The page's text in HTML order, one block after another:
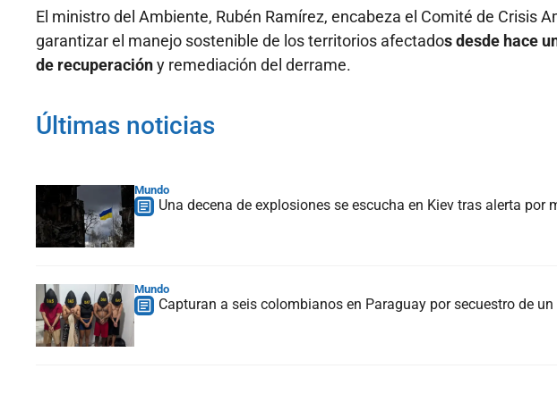
El ministro del Ambiente, Rubén Ramírez, encabeza el Comité de Crisis
garantizar el manejo sostenible de los territorios afectados desde hace
de recuperacióny remediación del derrame.
Últimas noticias
Mundo
Una decena de explosiones se escucha en Kiev tras alerta por
Mundo
Capturan a seis colombianos en Paraguay por secuestro de